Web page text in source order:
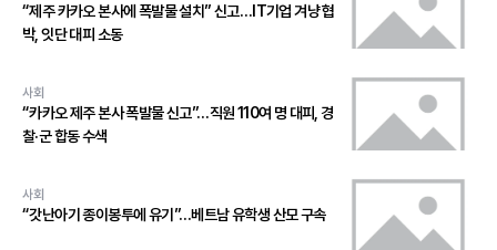
“제주 카카오 본사에 폭발물 설치” 신고…IT기업 겨냥 협
박, 잇단 대피 소동
사회
“카카오 제주 본사 폭발물 신고”…직원 110여 명 대피, 경
찰·군 합동 수색
사회
“갓난아기 종이봉투에 유기”…베트남 유학생 산모 구속